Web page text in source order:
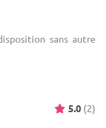
sans autre
5.0 (2)